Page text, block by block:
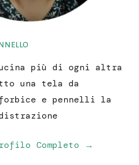
più di ogni altra
una tela da
e pennelli la
Completo →